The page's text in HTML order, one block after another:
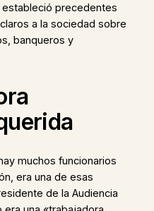
precedentes
a la sociedad sobre
banqueros y
muchos funcionarios
era una de esas
de la Audiencia